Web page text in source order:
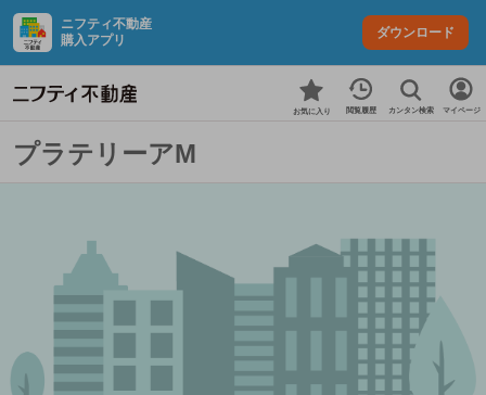
ニフティ不動産
購入アプリ
ダウンロード
お気に入り 閲覧履歴 カンタン検索 マイページ
プラテリーアM